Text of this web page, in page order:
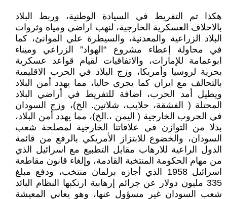
هكذا تم التفريط في السيادة الوطنية، وربط البلاد
بالاحلاف العسكرية الخارجية، لنهب اراضي ومياه وثروات
البلاد الزراعية والمعدنية، والسيطرة علي الموانئ، كما
في محاولة إعطاء مشروع “الهواد” الزراعي وميناء
ابوعمامة للإمارات، والاتفاقيات لقيام قواعد عسكرية
بحرية لروسيا وأمريكا، وزج البلاد في الحرب الاقليمية
بالتحالف مع ايران كما يجرى حاليا، مما يهدد أمن البلاد
ويطيل أمد الحرب، اضافة للتفريط في أراضي البلاد
المحتلة ( الفشقة، حلايب، شلاتين. الخ)، وزج السودان
في الحروب الخارجية ( اليمن ،.الخ)، مما يهدد أمن البلاد،
بدلا من التوازن في علاقاتنا الخارجية لمصلحة شعب
السودان، والخضوع للابتزاز الأمريكي بالرفع من قائمة
الدول الراعية للارهاب مقابل التطبيع مع اسرائيل الذي
من مهام الحكومة المنتخبة القادمة، وإلغاء قانون مقاطعة
اسرائيل 1958 الذي أجازه برلمان منتخب، ودفع مبلغ
335 مليون دولار عن جرائم إرهابية ارتكبها النظام البائد
شعب السودان غير مسؤول عنها، وهو يعاني المعيشة